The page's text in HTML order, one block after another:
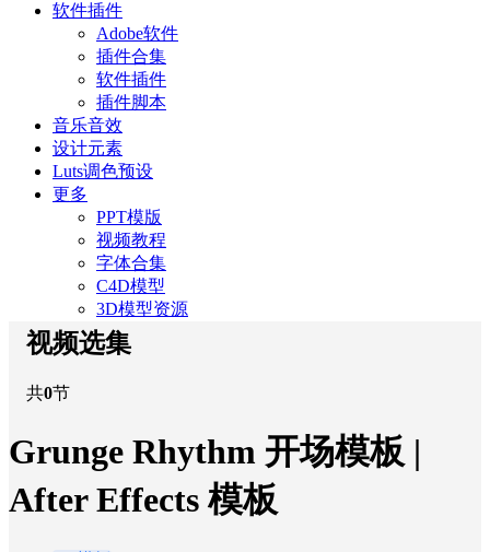
软件插件
Adobe软件
插件合集
软件插件
插件脚本
音乐音效
设计元素
Luts调色预设
更多
PPT模版
视频教程
字体合集
C4D模型
3D模型资源
视频选集
共0节
Grunge Rhythm 开场模板 |
After Effects 模板